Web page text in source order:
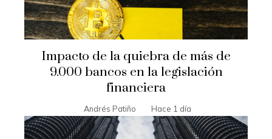
Impacto de la quiebra de más de
9.000 bancos en la legislación
financiera
Andrés Patiño Hace 1 día